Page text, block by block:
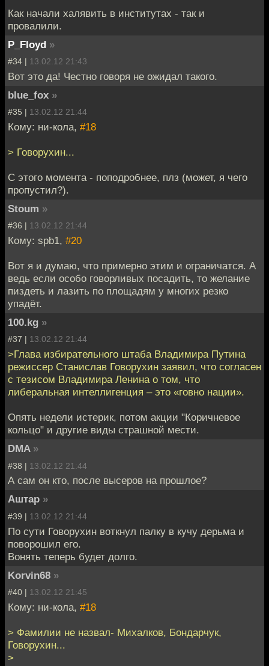
Как начали халявить в институтах - так и
провалили.
P_Floyd »
#34 | 13.02.12 21:43
Вот это да! Честно говоря не ожидал такого.
blue_fox »
#35 | 13.02.12 21:44
Кому: ни-кола, #18
> Говорухин...
С этого момента - поподробнее, плз (может, я чего
пропустил?).
Stoum »
#36 | 13.02.12 21:44
Кому: spb1, #20
Вот я и думаю, что примерно этим и ограничатся. А
ведь если особо говорливых посадить, то желание
пиздеть и лазить по площадям у многих резко
упадёт.
100.kg »
#37 | 13.02.12 21:44
>Глава избирательного штаба Владимира Путина
режиссер Станислав Говорухин заявил, что согласен
с тезисом Владимира Ленина о том, что
либеральная интеллигенция – это «говно нации».
Опять недели истерик, потом акции "Коричневое
кольцо" и другие виды страшной мести.
DMA »
#38 | 13.02.12 21:44
А сам он кто, после высеров на прошлое?
Аштар »
#39 | 13.02.12 21:44
По сути Говорухин воткнул палку в кучу дерьма и
поворошил его.
Вонять теперь будет долго.
Korvin68 »
#40 | 13.02.12 21:45
Кому: ни-кола, #18
> Фамилии не назвал- Михалков, Бондарчук,
Говорухин...
>